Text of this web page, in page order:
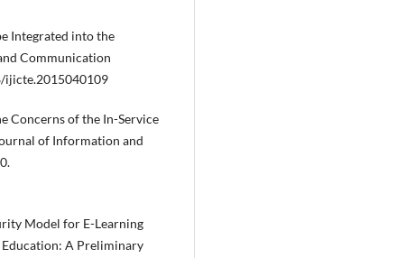
Integrated into the
Communication
ijicte.2015040109
Concerns of the In-Service
of Information and
Model for E-Learning
A Preliminary